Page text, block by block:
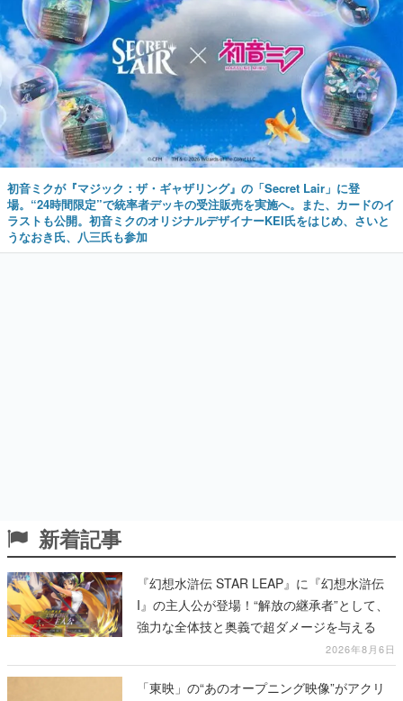
初音ミクが『マジック：ザ・ギャザリング』の「Secret Lair」に登
場。“24時間限定”で統率者デッキの受注販売を実施へ。また、カードのイ
ラストも公開。初音ミクのオリジナルデザイナーKEI氏をはじめ、さいと
うなおき氏、八三氏も参加
新着記事
『幻想水滸伝 STAR LEAP』に『幻想水滸伝
I』の主人公が登場！“解放の継承者”として、
強力な全体技と奥義で超ダメージを与える
2026年8月6日
「東映」の“あのオープニング映像”がアクリ